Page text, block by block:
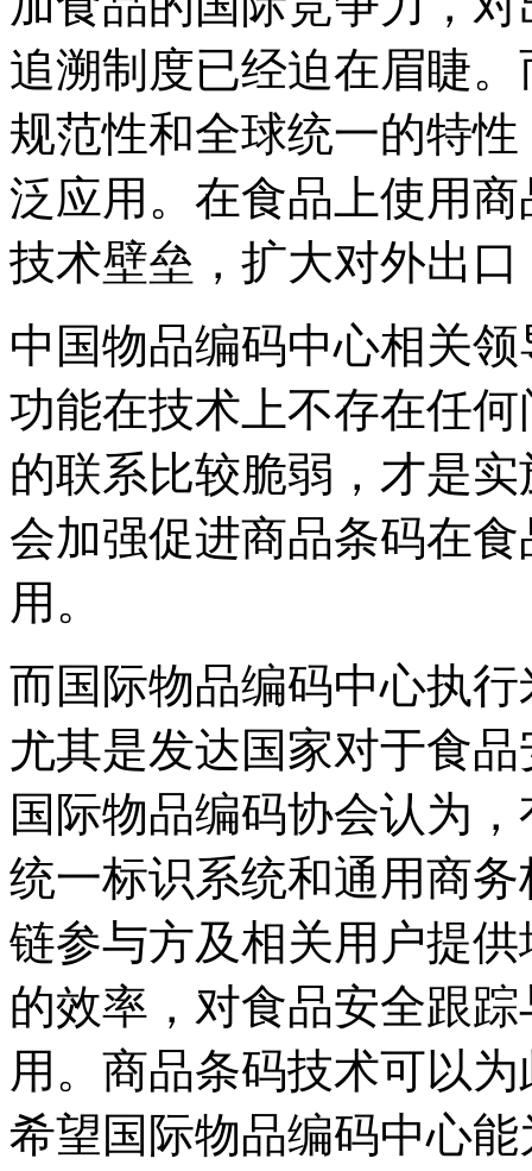
追溯制度已经迫在眉睫
规范性和全球统一的特
泛应用。在食品上使用
技术壁垒，扩大对外出
中国物品编码中心相关
功能在技术上不存在任
的联系比较脆弱，才是
会加强促进商品条码在
用。
而国际物品编码中心执
尤其是发达国家对于食
国际物品编码协会认为
统一标识系统和通用商
链参与方及相关用户提
的效率，对食品安全跟
用。商品条码技术可以
希望国际物品编码中心